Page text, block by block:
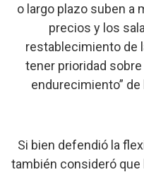
o largo plazo suben a
precios y los
restablecimiento de
tener prioridad
endurecimiento”
Si bien defendió la
también consideró